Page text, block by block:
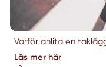
Varför anlita en
Läs mer här